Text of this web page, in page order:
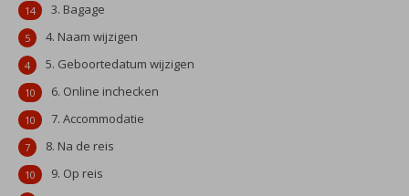
3. Bagage
14
4. Naam wijzigen
5
5. Geboortedatum wijzigen
4
6. Online inchecken
10
7. Accommodatie
10
8. Na de reis
7
9. Op reis
10